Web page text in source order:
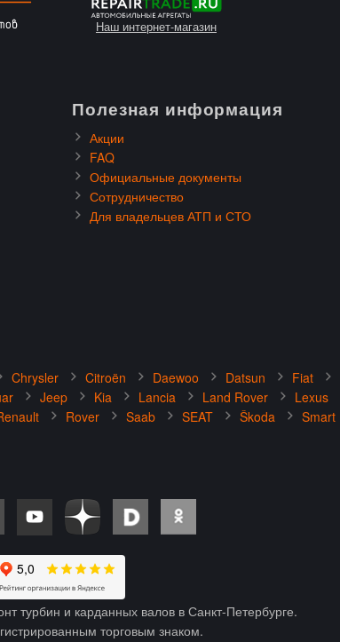
Наш интернет-магазин
Полезная информация
Акции
FAQ
Официальные документы
Сотрудничество
Для владельцев АТП и СТО
Chrysler Citroën Daewoo Datsun Fiat
Jeep Kia Lancia Land Rover Lexus
Rover Saab SEAT Škoda Smart
турбин и карданных валов в Санкт-Петербурге.
торговым знаком.